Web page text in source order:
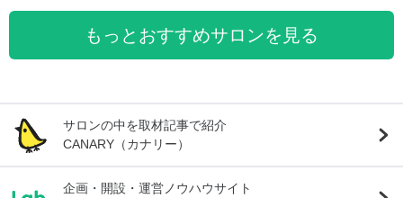
もっとおすすめサロンを見る
サロンの中を取材記事で紹介
CANARY（カナリー）
企画・開設・運営ノウハウサイト